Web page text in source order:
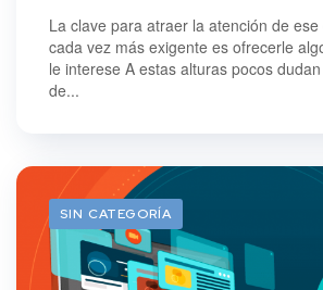
La clave para atraer la atención de
cada vez más exigente es ofrecerle
le interese A estas alturas pocos
de...
SIN CATEGORÍA